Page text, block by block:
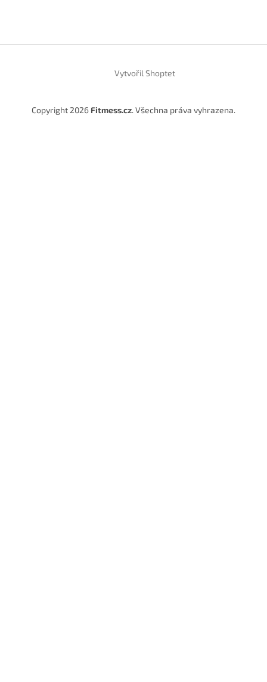
Vytvořil Shoptet
Copyright 2026 Fitmess.cz. Všechna práva vyhrazena.